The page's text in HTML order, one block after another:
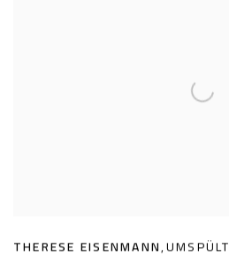
THERESE EISENMANN,UMSPÜLT